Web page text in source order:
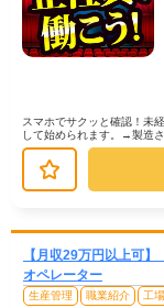
スマホでサクッと確認！未
して始められます。→製造
業です。→難しい作業はあ
【月収29万円以上可
オペレーター
生産管理 職業紹介 工